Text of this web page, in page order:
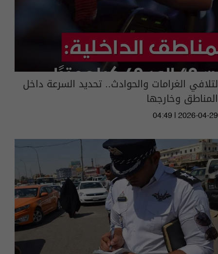
لتلافي الغرامات والحوادث.. تحديد السرعة داخل
المناطق وخارجها
04:49 | 2026-04-29